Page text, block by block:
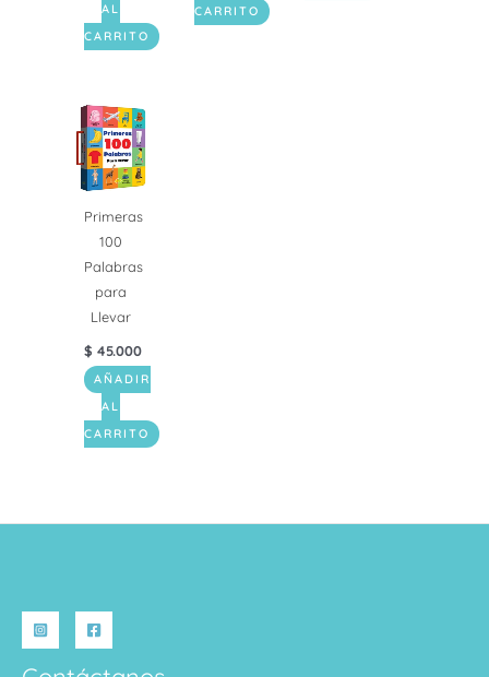
AL
CARRITO
CARRITO
Primeras
100
Palabras
para
Llevar
$ 45.000
AÑADIR
AL
CARRITO